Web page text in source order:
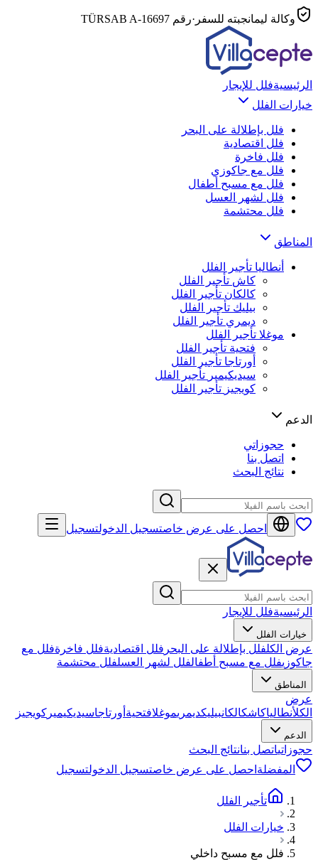
وكالة ليمانجبته للسفر ·رقم TÜRSAB A-16697
الرئيسيةفلل للإيجار
خيارات الفلل
فلل بإطلالة على البحر
فلل اقتصادية
فلل فاخرة
فلل مع جاكوزي
فلل مع مسبح أطفال
فلل لشهر العسل
فلل محتشمة
المناطق
أنطاليا تأجير الفلل
كاش تأجير الفلل
كالكان تأجير الفلل
بيليك تأجير الفلل
ديمري تأجير الفلل
موغلا تأجير الفلل
فتحية تأجير الفلل
أورتاجا تأجير الفلل
سيديكيمير تأجير الفلل
كويجيز تأجير الفلل
الدعم
حجوزاتي
اتصل بنا
نتائج البحث
احصل على عرض خاصتسجيل الدخولتسجيل
الرئيسيةفلل للإيجار
خيارات الفلل
عرض الكلفلل بإطلالة على البحر فلل اقتصاديةفلل فاخرةفلل مع
جاكوزيفلل مع مسبح أطفالفلل لشهر العسلفلل محتشمة
المناطق
عرض
الكلأنطالياكاشكالكانبيليكديمريموغلافتحية أورتاجاسيديكيمير كويجيز
الدعم
حجوزاتياتصل بنانتائج البحث
المفضلة احصل على عرض خاصتسجيل الدخولتسجيل
تأجير الفلل
خيارات الفلل
فلل مع مسبح داخلي